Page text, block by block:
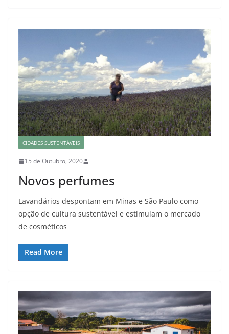
CIDADES SUSTENTÁVEIS
15 de Outubro, 2020
Novos perfumes
Lavandários despontam em Minas e São Paulo como
opção de cultura sustentável e estimulam o mercado
de cosméticos
Read More